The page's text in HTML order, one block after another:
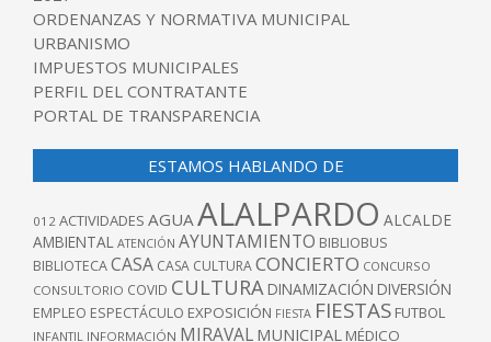
ORDENANZAS Y NORMATIVA MUNICIPAL
URBANISMO
IMPUESTOS MUNICIPALES
PERFIL DEL CONTRATANTE
PORTAL DE TRANSPARENCIA
ESTAMOS HABLANDO DE
012 ACTIVIDADES AGUAALALPARDO ALCALDE
AMBIENTAL ATENCIÓN AYUNTAMIENTO BIBLIOBUS
BIBLIOTECACASA CASA CULTURACONCIERTO CONCURSO
CONSULTORIO COVID CULTURA DINAMIZACIÓN DIVERSIÓN
EMPLEO ESPECTÁCULO EXPOSICIÓN FIESTA FIESTAS FUTBOL
INFANTIL INFORMACIÓN MIRAVAL MUNICIPAL MÉDICO